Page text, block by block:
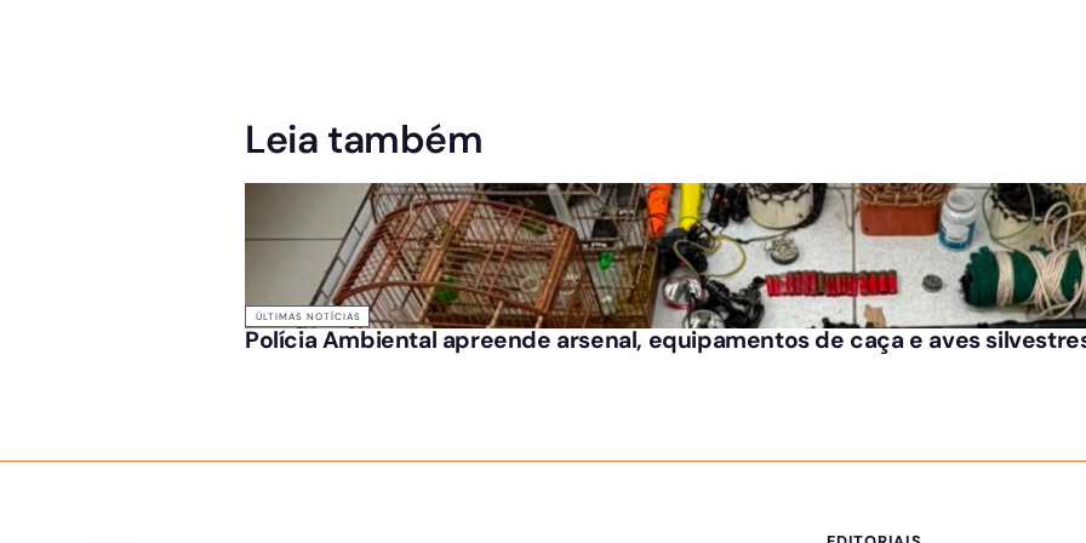
Leia também
ÚLTIMAS NOTÍCIAS
Polícia Ambiental apreende arsenal, equipamentos de caça e aves